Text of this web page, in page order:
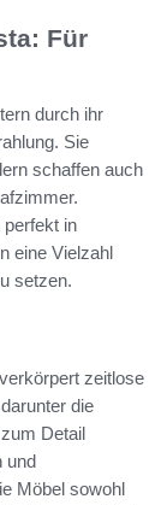
Für
durch ihr
Sie
schaffen auch
in
eine Vielzahl
setzen.
zeitlose
die
Detail
und
Möbel sowohl